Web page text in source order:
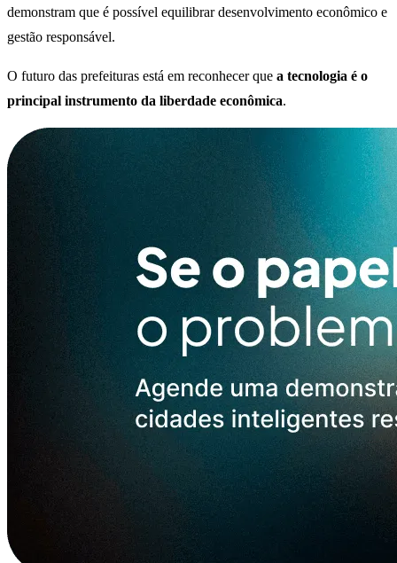
demonstram que é possível equilibrar desenvolvimento econômico e
gestão responsável.
O futuro das prefeituras está em reconhecer que a tecnologia é o
principal instrumento da liberdade econômica.